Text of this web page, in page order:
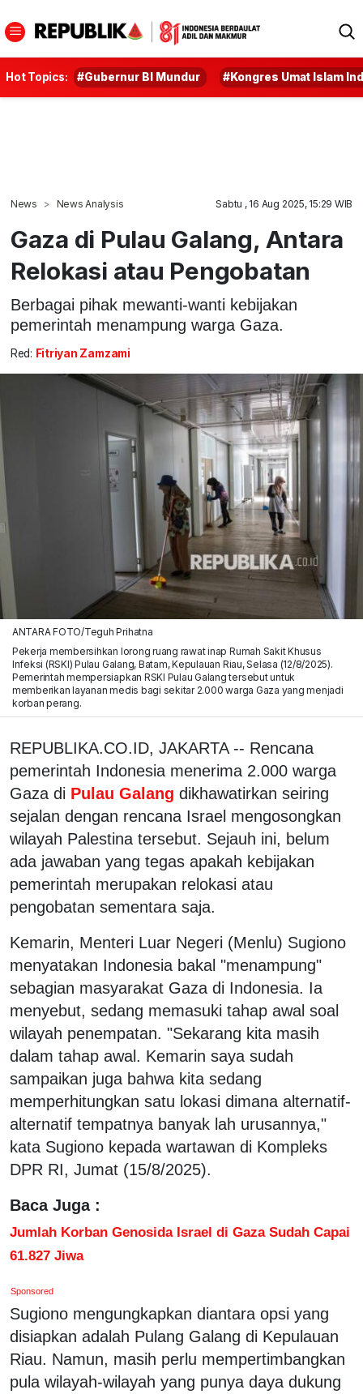
Hot Topics: #Gubernur BI Mundur #Kongres Umat Islam
News News Analysis Sabtu , 16 Aug 2025, 15:29 WIB
Gaza di Pulau Galang, Antara
Relokasi atau Pengobatan
Berbagai pihak mewanti-wanti kebijakan
pemerintah menampung warga Gaza.
Red: Fitriyan Zamzami
ANTARA FOTO/Teguh Prihatna
Pekerja membersihkan lorong ruang rawat inap Rumah Sakit Khusus
Infeksi (RSKI) Pulau Galang, Batam, Kepulauan Riau, Selasa (12/8/2025).
Pemerintah mempersiapkan RSKI Pulau Galang tersebut untuk
memberikan layanan medis bagi sekitar 2.000 warga Gaza yang menjadi
korban perang.
REPUBLIKA.CO.ID, JAKARTA -- Rencana
pemerintah Indonesia menerima 2.000 warga
Gaza di Pulau Galang dikhawatirkan seiring
sejalan dengan rencana Israel mengosongkan
wilayah Palestina tersebut. Sejauh ini, belum
ada jawaban yang tegas apakah kebijakan
pemerintah merupakan relokasi atau
pengobatan sementara saja.
Kemarin, Menteri Luar Negeri (Menlu) Sugiono
menyatakan Indonesia bakal "menampung"
sebagian masyarakat Gaza di Indonesia. Ia
menyebut, sedang memasuki tahap awal soal
wilayah penempatan. "Sekarang kita masih
dalam tahap awal. Kemarin saya sudah
sampaikan juga bahwa kita sedang
memperhitungkan satu lokasi dimana alternatif-
alternatif tempatnya banyak lah urusannya,"
kata Sugiono kepada wartawan di Kompleks
DPR RI, Jumat (15/8/2025).
Baca Juga :
Jumlah Korban Genosida Israel di Gaza Sudah Capai
61.827 Jiwa
Sponsored
Sugiono mengungkapkan diantara opsi yang
disiapkan adalah Pulang Galang di Kepulauan
Riau. Namun, masih perlu mempertimbangkan
pula wilayah-wilayah yang punya daya dukung